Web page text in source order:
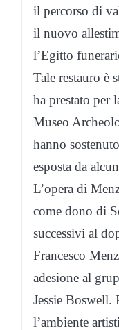
il percorso di
il nuovo
l’Egitto
Tale restauro è
ha prestato per
Museo
hanno
esposta da
L’opera di
come dono di
successivi al
Francesco
adesione al
Jessie Boswell.
l’ambiente